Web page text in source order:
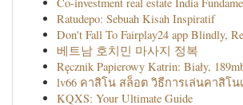
Ratudepo: Sebuah Kisah Inspiratif
Don't Fall To Fairplay24 app Blindly,
베트남 호치민 마사지 정복
Ręcznik Papierowy Katrin: Biały,
lv66 คาสิโน สล็อต วิธีการเล่นคาสิโน
KQXS: Your Ultimate Guide